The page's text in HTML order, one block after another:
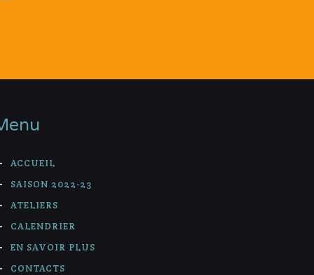
ACCUEIL
SAISON 2022-23
ATELIERS
CALENDRIER
EN SAVOIR PLUS
CONTACTS